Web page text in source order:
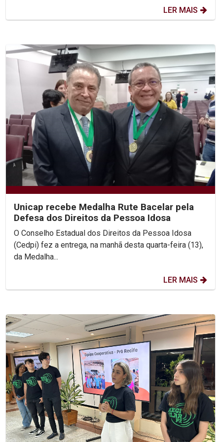
LER MAIS
Unicap recebe Medalha Rute Bacelar pela
Defesa dos Direitos da Pessoa Idosa
O Conselho Estadual dos Direitos da Pessoa Idosa
(Cedpi) fez a entrega, na manhã desta quarta-feira (13),
da Medalha...
LER MAIS